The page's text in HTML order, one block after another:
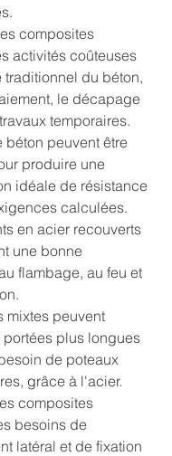
composites
activités coûteuses
traditionnel du béton,
le décapage
temporaires.
béton peuvent être
produire une
idéale de résistance
calculées.
en acier recouverts
une bonne
flambage, au feu et
mixtes peuvent
plus longues
de poteaux
grâce à l'acier.
composites
besoins de
latéral et de fixation